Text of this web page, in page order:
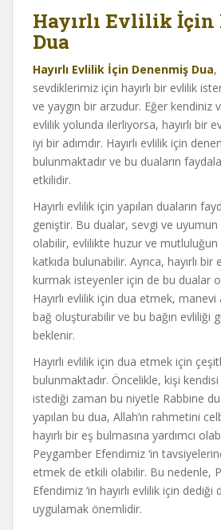
Hayırlı Evlilik İçin
Dua
Hayırlı Evlilik İçin Denenmiş Dua,
sevdiklerimiz için hayırlı bir evlilik
ve yaygın bir arzudur. Eğer kendiniz
evlilik yolunda ilerliyorsa, hayırlı bir
iyi bir adımdır. Hayırlı evlilik için
bulunmaktadır ve bu duaların
etkilidir.
Hayırlı evlilik için yapılan duaların
geniştir. Bu dualar, sevgi ve uyumun
olabilir, evlilikte huzur ve mutluluğun
katkıda bulunabilir. Ayrıca, hayırlı
kurmak isteyenler için de bu dualar
Hayırlı evlilik için dua etmek,
bağ oluşturabilir ve bu bağın evliliği
beklenir.
Hayırlı evlilik için dua etmek için
bulunmaktadır. Öncelikle, kişi kendisi
istediği zaman bu niyetle Rabbine
yapılan bu dua, Allah’ın rahmetini
hayırlı bir eş bulmasına yardımcı
Peygamber Efendimiz ‘in
etmek de etkili olabilir. Bu nedenle,
Efendimiz ‘in hayırlı evlilik için dediği
uygulamak önemlidir.